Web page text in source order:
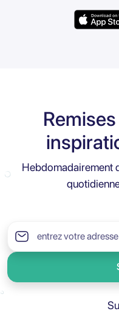
Hebdomadairement